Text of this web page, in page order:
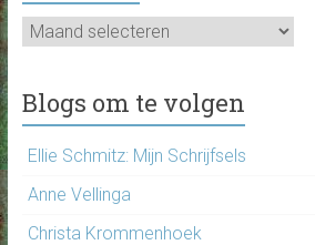
Archief
Blogs om te volgen
Ellie Schmitz: Mijn Schrijfsels
Anne Vellinga
Christa Krommenhoek